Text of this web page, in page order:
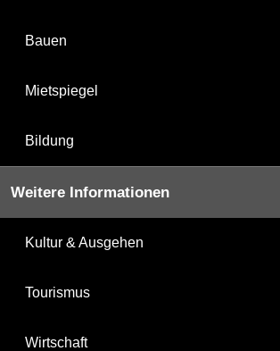
Bauen
Mietspiegel
Bildung
Weitere Informationen
Kultur & Ausgehen
Tourismus
Wirtschaft